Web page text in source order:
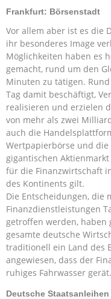
Frankfurt: Börsenstadt
Vor allem aber ist es die
ihr besonderes Image
Möglichkeiten haben es
gemacht, rund um den
Minuten zu tätigen.
Tag damit beschäftigt,
realisieren und erzielen
von mehr als zwei
auch die
Wertpapierbörse und die
gigantischen
für die Finanzwirtschaft
des Kontinents gilt.
Die Entscheidungen, die
Finanzdienstleistungen
getroffen werden, haben
gesamte deutsche
traditionell ein Land des
angewiesen, dass der
ruhiges Fahrwasser gerät.
Deutsche